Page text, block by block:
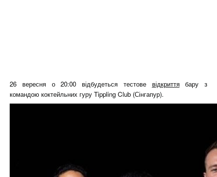
26 вересня о 20:00 відбудеться тестове відкриттябару з
командою коктейльних гуру Tippling Club (Сінгапур).